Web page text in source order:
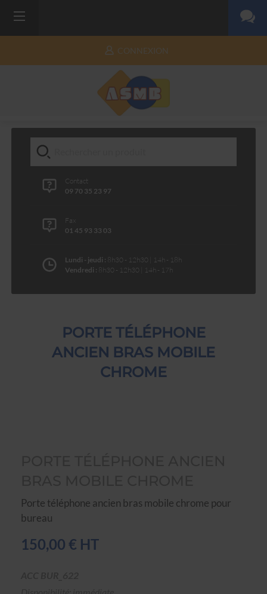
CONNEXION
Contact
09 70 35 23 97
Fax
01 45 93 33 03
Lundi - jeudi : 8h30 - 12h30 | 14h - 18h
Vendredi : 8h30 - 12h30 | 14h - 17h
PORTE TÉLÉPHONE
ANCIEN BRAS MOBILE
CHROME
Porte téléphone ancien bras mobile chrome pour
bureau
150,00 € HT